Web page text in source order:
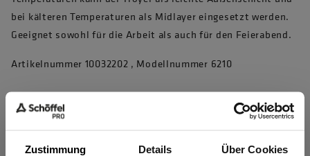
Zustimmung Details Über Cookies
bei kälteren Temperaturen als Midlayer eingesetzt werden.
Geeignet sowohl für die Arbeit als auch für den Feierabend.
Artikelnummer 10032202 , Modellnummer 6210
Produkteigenschaften
1/4 Reißverschluss mit Untertrittleiste